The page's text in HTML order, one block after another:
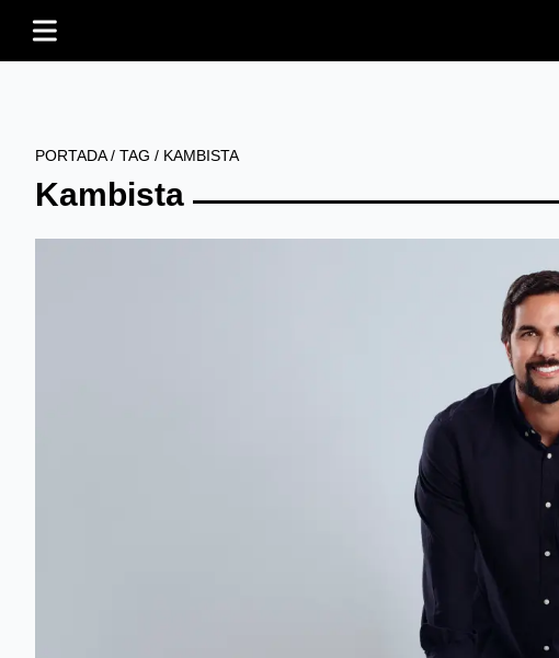
PORTADA/ TAG / KAMBISTA
Kambista